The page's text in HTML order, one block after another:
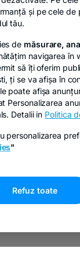
și pe cele de
tău.
de măsurare,
navigarea în
să îți oferim
ți se va afișa în
poate afișa
Personalizarea
Detalii in Politica
personalizarea
"
Refuz toate